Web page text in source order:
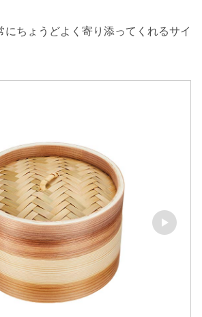
にちょうどよく寄り添ってくれるサイ